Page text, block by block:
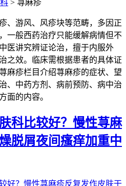
> 荨麻疹
、游风、风疹块等范畴，多因正
一般西药治疗只能缓解病情但不
医讲究辨证论治，擅于内服外
之效。临床需根据患者的具体证
麻疹栏目介绍荨麻疹的症状、望
、中药方剂、病前预防、病中治
面的内容。
科比较好？慢性荨麻
脱屑夜间瘙痒加重中